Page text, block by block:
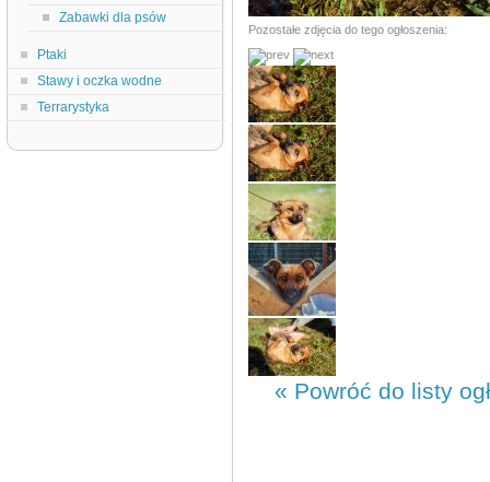
Zabawki dla psów
Ptaki
Stawy i oczka wodne
Terrarystyka
Pozostałe zdjęcia do tego ogłoszenia:
« Powróć do listy